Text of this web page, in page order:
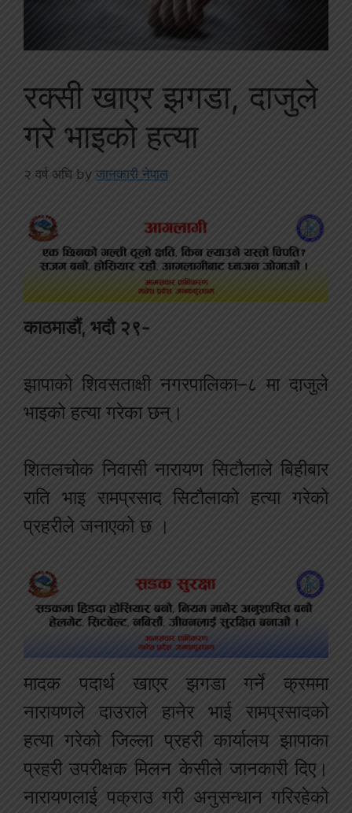
रक्सी खाएर झगडा, दाजुले
गरे भाइको हत्या
२ वर्ष अघि by जानकारी नेपाल
काठमाडौं, भदौ २९-
झापाको शिवसताक्षी नगरपालिका–८ मा दाजुले
भाइको हत्या गरेका छन्।
शितलचोक निवासी नारायण सिटौलाले बिहीबार
राति भाइ रामप्रसाद सिटौलाको हत्या गरेको
प्रहरीले जनाएको छ ।
मादक पदार्थ खाएर झगडा गर्ने क्रममा
नारायणले दाउराले हानेर भाई रामप्रसादको
हत्या गरेको जिल्ला प्रहरी कार्यालय झापाका
प्रहरी उपरीक्षक मिलन केसीले जानकारी दिए।
नारायणलाई पक्राउ गरी अनुसन्धान गरिरहेको